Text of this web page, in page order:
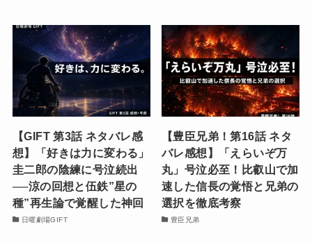
【GIFT 第3話 ネタバレ感
想】「好きは力に変わる」
圭二郎の陰練に号泣続出
──涼の回想と伍鉄”星の
種”再生論で覚醒した神回
日曜劇場GIFT
【豊臣兄弟！第16話 ネタ
バレ感想】「えらいぞ万
丸」号泣必至！比叡山で加
速した信長の覚悟と兄弟の
選択を徹底考察
豊臣兄弟